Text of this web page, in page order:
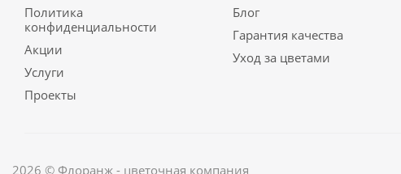
Политика
конфиденциальности
Акции
Услуги
Проекты
Блог
Гарантия качества
Уход за цветами
2026 © Флоранж - цветочная компания